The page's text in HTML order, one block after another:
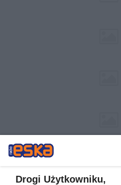
Drogi Użytkowniku,